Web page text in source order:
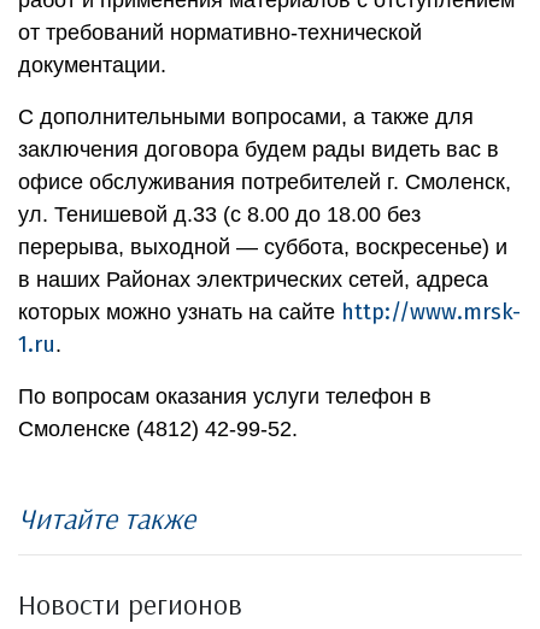
от требований нормативно-технической
документации.
С дополнительными вопросами, а также для
заключения договора будем рады видеть вас в
офисе обслуживания потребителей г. Смоленск,
ул. Тенишевой д.33 (с 8.00 до 18.00 без
перерыва, выходной — суббота, воскресенье) и
в наших Районах электрических сетей, адреса
которых можно узнать на сайте http://www.mrsk-
1.ru.
По вопросам оказания услуги телефон в
Смоленске (4812) 42-99-52.
Читайте также
Новости регионов